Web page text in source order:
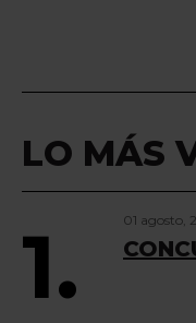
LO MÁS
1. 01 agosto,